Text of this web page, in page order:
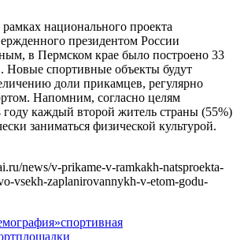
рамках национального проекта
президентом России
в Пермском крае было построено 33
спортивные объекты будут
доли прикамцев, регулярно
Напомним, согласно целям
году каждый второй житель страны (55%)
заниматься физической культурой.
news/v-prikame-v-ramkakh-natsproekta-
vsekh-zaplanirovannykh-v-etom-godu-
спортивная